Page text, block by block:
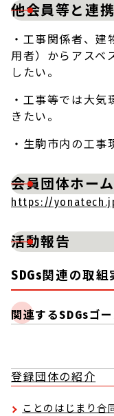
他会員等と連
・工事関係者、
用者）からアスベ
したい。
・工事等では大
きたい。
・生駒市内の工事
会員団体ホー
https://
活動報告
SDGs関連の取組
関連するSDGsゴ
登録団体の紹介
ことのはじまり合